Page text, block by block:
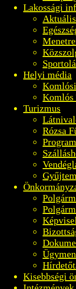
Lakossági
Helyi média
Komlós
Turizmus
Rózsa
Kisebbségi